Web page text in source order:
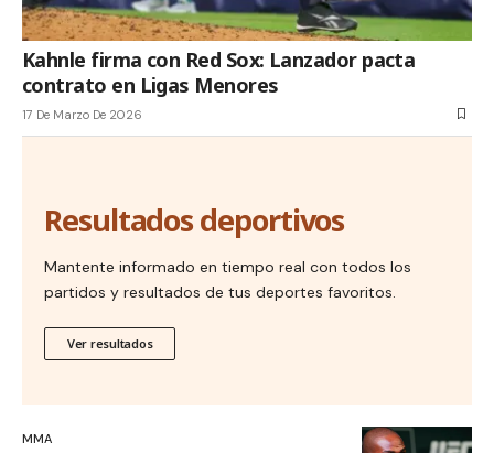
Kahnle firma con Red Sox: Lanzador pacta
contrato en Ligas Menores
17 De Marzo De 2026
Resultados deportivos
Mantente informado en tiempo real con todos los
partidos y resultados de tus deportes favoritos.
Ver resultados
MMA